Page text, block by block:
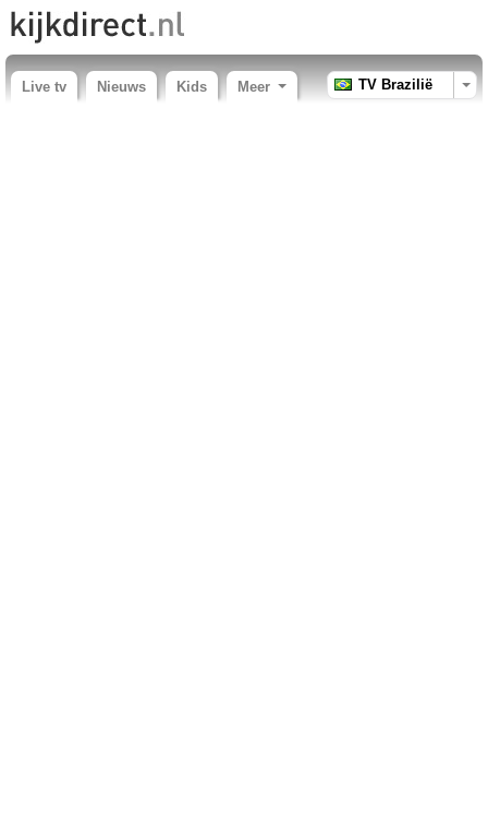
Live tv Nieuws Kids Meer TV Brazilië